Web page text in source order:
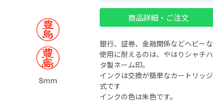
8mm
商品詳細・ご注文
銀行、証券、金融関係などヘビーな
使用に耐えるのは、やはりシャチハ
タ製ネーム印。
インクは交換が簡単なカートリッジ
式です
インクの色は朱色です。